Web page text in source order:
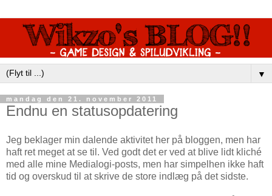
▼
mandag den 21. november 2011
Endnu en statusopdatering
Jeg beklager min dalende aktivitet her på bloggen, men har
haft ret meget at se til. Ved godt det er ved at blive lidt kliché
med alle mine Medialogi-posts, men har simpelhen ikke haft
tid og overskud til at skrive de store indlæg på det sidste.